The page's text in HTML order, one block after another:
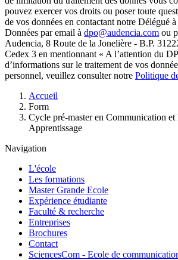
pouvez exercer vos droits ou poser toute
de vos données en contactant notre Délégué
Données par email à dpo@audencia.com ou
Audencia, 8 Route de la Jonelière - B.P.
Cedex 3 en mentionnant « A l’attention du
d’informations sur le traitement de vos
personnel, veuillez consulter notre Politique
d'Ariane
Accueil
Form
Cycle pré-master en Communication et
Apprentissage
Navigation
L'école
Les formations
Master Grande Ecole
Expérience étudiante
Faculté & recherche
Entreprises
Brochures
Contact
SciencesCom - Ecole de